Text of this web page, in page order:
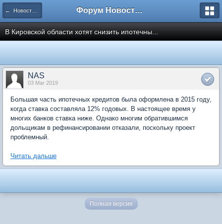
← Новости рынка недвижимости Форум Новостройки
В Кировской области хотят снизить ипотечны...
NAS
03 Mar 2019
Большая часть ипотечных кредитов была оформлена в 2015 году,
когда ставка составляла 12% годовых. В настоящее время у
многих банков ставка ниже. Однако многим обратившимся
дольщикам в рефинансировании отказали, поскольку проект
проблемный.
Читать дальше
Полная версия